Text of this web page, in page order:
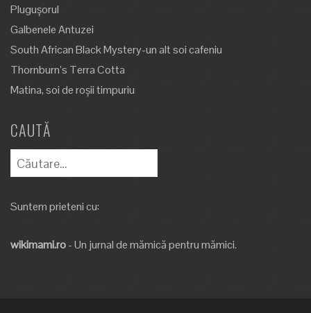
Plugușorul
Galbenele Antuzei
South African Black Mystery-un alt soi cafeniu
Thornburn’s Terra Cotta
Matina, soi de roșii timpuriu
CAUTĂ
Caută
după:
Suntem prieteni cu:
wikimami.ro- Un jurnal de mămică pentru mămici.